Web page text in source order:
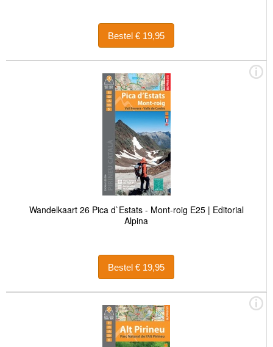
Bestel € 19,95
Wandelkaart 26 Pica d`Estats - Mont-roig E25 | Editorial
Alpina
Bestel € 19,95